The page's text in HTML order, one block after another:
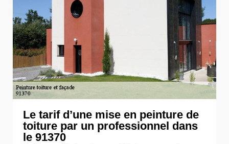
Le tarif d’une mise en peinture de
toiture par un professionnel dans
le 91370